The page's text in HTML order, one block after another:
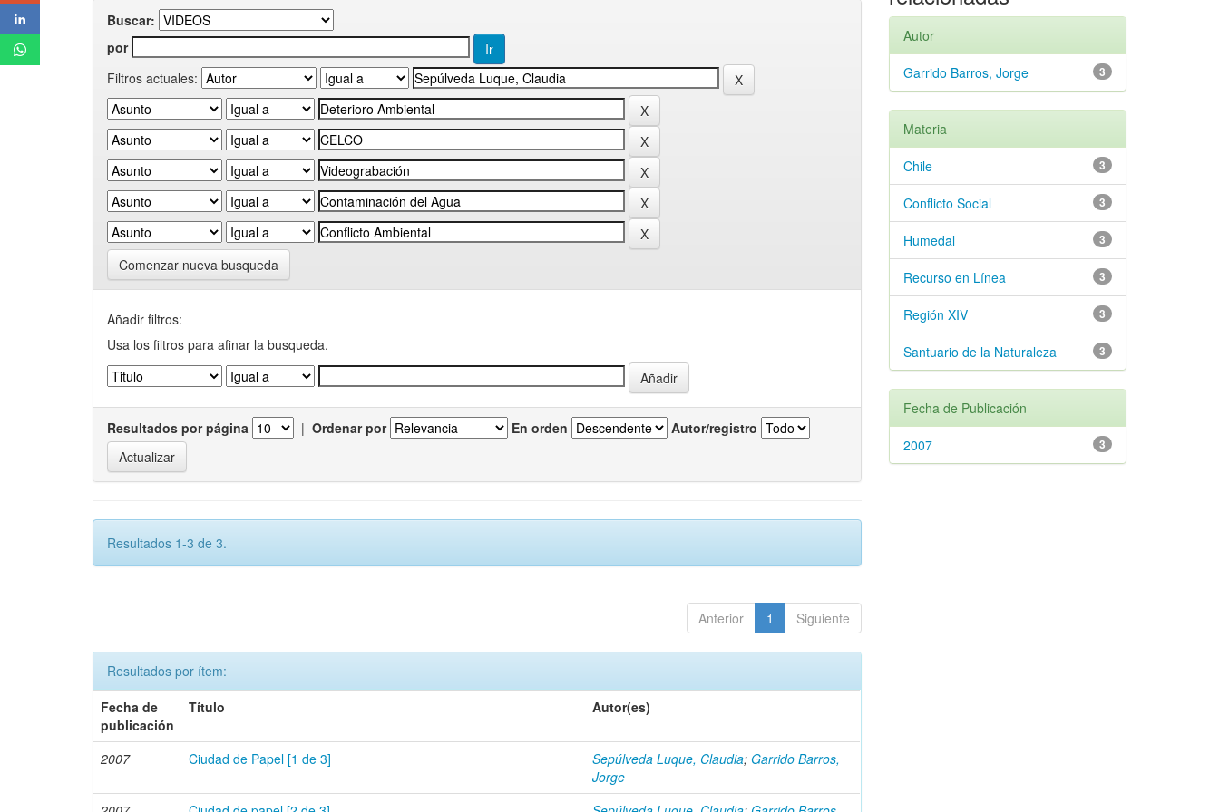
Buscar:
por
Filtros actuales:
Comenzar nueva busqueda
Añadir filtros:
Usa los filtros para afinar la busqueda.
Resultados por página | Ordenar por En orden Autor/registro
Resultados 1-3 de 3.
Anterior 1 Siguiente
Resultados por ítem:
Fecha de
publicación
Título Autor(es)
2007 Ciudad de Papel [1 de 3] Sepúlveda Luque, Claudia; Garrido Barros,
Jorge
Autor
3
Garrido Barros, Jorge
Materia
3
Chile
3
Conflicto Social
3
Humedal
3
Recurso en Línea
3
Región XIV
3
Santuario de la Naturaleza
Fecha de Publicación
3
2007